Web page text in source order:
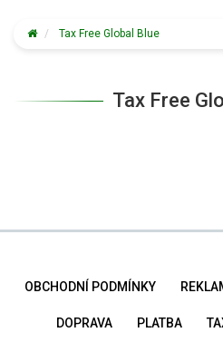
Tax Free Global Blue
Tax Free
OBCHODNÍ PODMÍNKY
DOPRAVA PLATBA